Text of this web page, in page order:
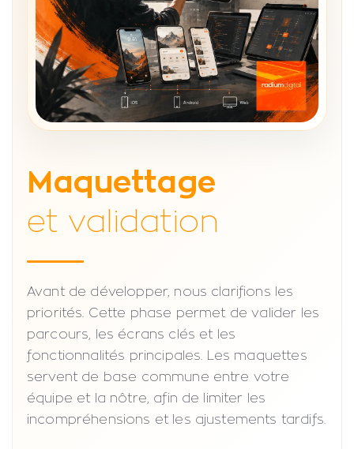
Maquettage
et validation
Avant de développer, nous clarifions les
priorités. Cette phase permet de valider les
parcours, les écrans clés et les
fonctionnalités principales. Les maquettes
servent de base commune entre votre
équipe et la nôtre, afin de limiter les
incompréhensions et les ajustements tardifs.